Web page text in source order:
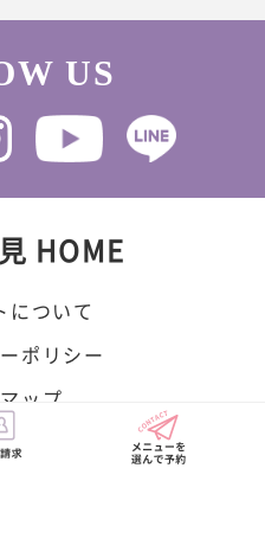
US
HOME
について
ポリシー
ップ
株式会社